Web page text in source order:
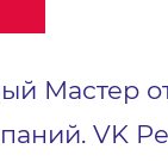
Мастер
VK